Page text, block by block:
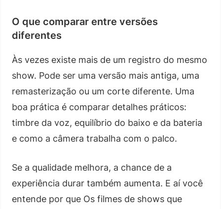
O que comparar entre versões
diferentes
Às vezes existe mais de um registro do mesmo
show. Pode ser uma versão mais antiga, uma
remasterização ou um corte diferente. Uma
boa prática é comparar detalhes práticos:
timbre da voz, equilíbrio do baixo e da bateria
e como a câmera trabalha com o palco.
Se a qualidade melhora, a chance de a
experiência durar também aumenta. E aí você
entende por que Os filmes de shows que